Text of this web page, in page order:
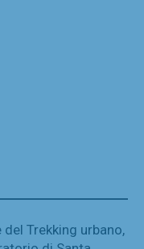
Trekking urbano,